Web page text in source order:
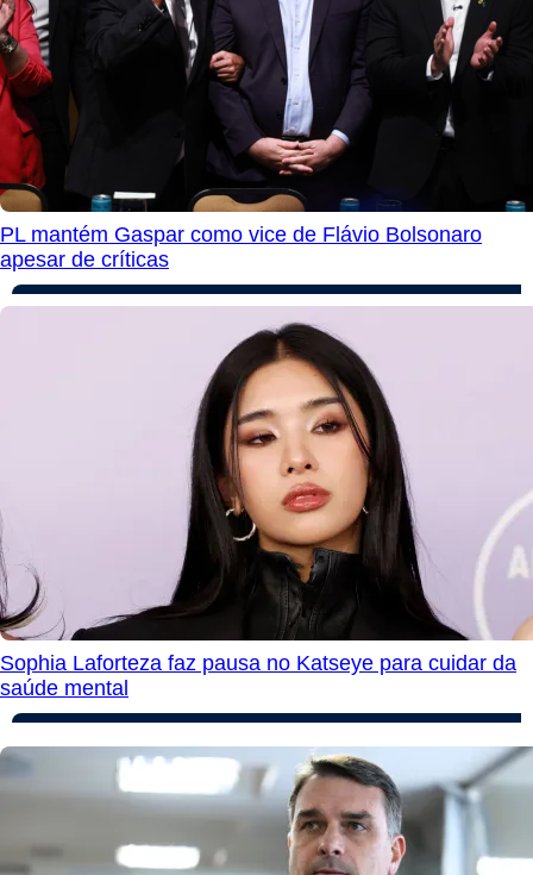
PL mantém Gaspar como vice de Flávio Bolsonaro
apesar de críticas
Sophia Laforteza faz pausa no Katseye para cuidar da
saúde mental